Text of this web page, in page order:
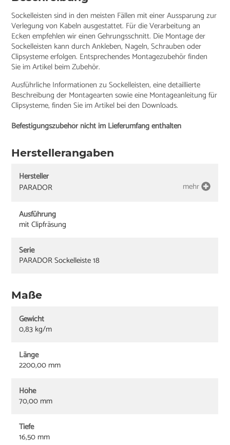
Sockelleisten sind in den meisten Fällen mit einer Aussparung zur
Verlegung von Kabeln ausgestattet. Für die Verarbeitung an
Ecken empfehlen wir einen Gehrungsschnitt. Die Montage der
Sockelleisten kann durch Ankleben, Nageln, Schrauben oder
Clipsysteme erfolgen. Entsprechendes Montagezubehör finden
Sie im Artikel beim Zubehör.
Ausführliche Informationen zu Sockelleisten, eine detaillierte
Beschreibung der Montagearten sowie eine Montageanleitung für
Clipsysteme, finden Sie im Artikel bei den Downloads.
Befestigungszubehör nicht im Lieferumfang enthalten
Herstellerangaben
Hersteller
PARADOR
mehr
Ausführung
mit Clipfräsung
Serie
PARADOR Sockelleiste 18
Maße
Gewicht
0,83 kg/m
Länge
2200,00 mm
Höhe
70,00 mm
Tiefe
16,50 mm